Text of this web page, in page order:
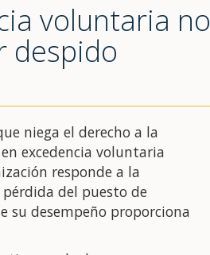
voluntaria no
despido
niega el derecho a la
excedencia voluntaria
responde a la
del puesto de
su desempeño proporciona